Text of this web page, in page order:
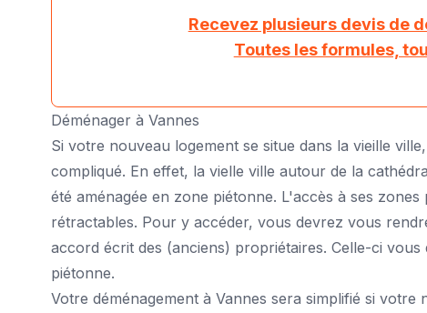
Recevez plusieurs devis de
Toutes les formules,
Déménager à Vannes
Si votre nouveau logement se situe dans la vieille
compliqué. En effet, la vielle ville autour de la
été aménagée en zone piétonne. L'accès à ses
rétractables. Pour y accéder, vous devrez vous
accord écrit des (anciens) propriétaires. Celle-ci
piétonne.
Votre déménagement à Vannes sera simplifié si